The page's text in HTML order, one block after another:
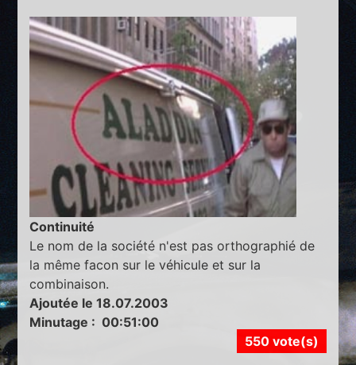
Continuité
Le nom de la société n'est pas orthographié de
la même facon sur le véhicule et sur la
combinaison.
Ajoutée le 18.07.2003
Minutage : 00:51:00
550 vote(s)